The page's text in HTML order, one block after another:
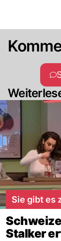
Sie gibt es
Stalker